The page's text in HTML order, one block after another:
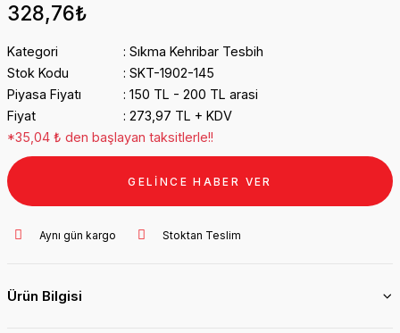
328,76₺
Kategori
Sıkma Kehribar Tesbih
Stok Kodu
SKT-1902-145
Piyasa Fiyatı
150 TL - 200 TL arasi
Fiyat
273,97 TL + KDV
*35,04 ₺ den başlayan taksitlerle!!
GELİNCE HABER VER
Aynı gün kargo Stoktan Teslim
Ürün Bilgisi